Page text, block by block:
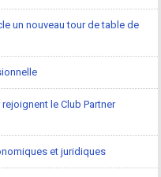
un nouveau tour de table de
le Club Partner
et juridiques